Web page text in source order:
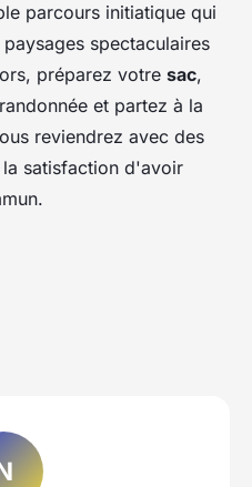
parcours initiatique qui
spectaculaires
préparez votre sac,
et partez à la
reviendrez avec des
satisfaction d'avoir